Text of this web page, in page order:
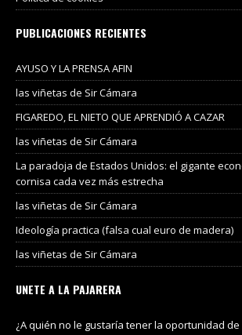
PUBLICACIONES RECIENTES
AYUSO Y LA PRENSA AFIN
las viñetas de Sir Cámara
FIGAREDO, EL NIETO QUE APRENDIÓ A CAZAR
las viñetas de Sir Cámara
La paradoja de Estados Unidos: el gigante
cornisa cada vez más estrecha
las viñetas de Sir Cámara
Ideología practica (falsa cual euro de madera)
las viñetas de Sir Cámara
UNETE A LA PAJARERA
¿A quién no le gustaría tener la oportunidad